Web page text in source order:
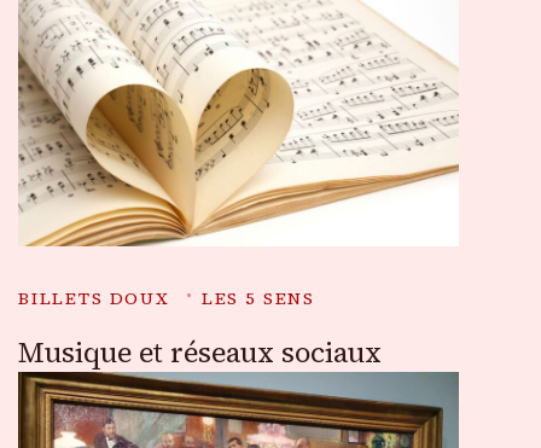
BILLETS DOUX LES 5 SENS
Musique et réseaux sociaux